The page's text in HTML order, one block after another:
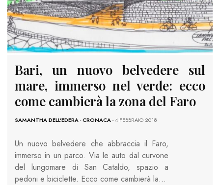
Bari, un nuovo belvedere sul
mare, immerso nel verde: ecco
come cambierà la zona del Faro
SAMANTHA DELL'EDERA-CRONACA- 4 FEBBRAIO 2018
Un nuovo belvedere che abbraccia il Faro,
immerso in un parco. Via le auto dal curvone
del lungomare di San Cataldo, spazio a
pedoni e biciclette. Ecco come cambierà la…